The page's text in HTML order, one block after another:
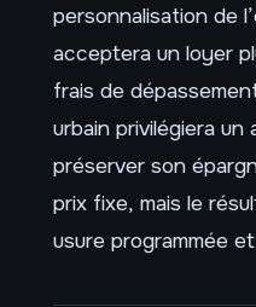
personnalisation de
acceptera un loyer
frais de
urbain privilégiera
préserver son
prix fixe, mais le
usure programmée